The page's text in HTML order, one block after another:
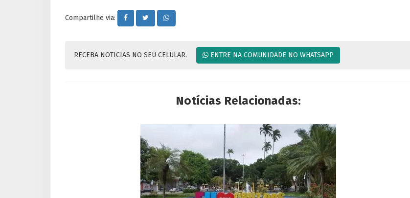
Compartilhe via:
RECEBA NOTICIAS NO SEU CELULAR. ENTRE NA COMUNIDADE NO WHATSAPP
Notícias Relacionadas: